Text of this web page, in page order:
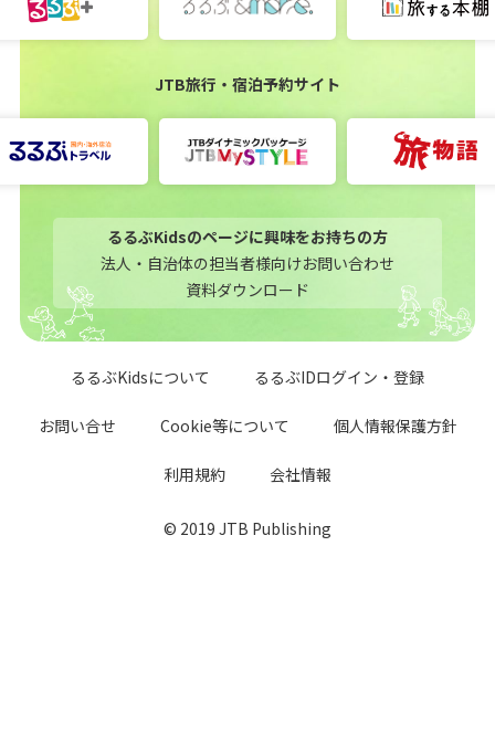
JTB旅行・宿泊予約サイト
るるぶKidsのページに興味をお持ちの方
法人・自治体の担当者様向けお問い合わせ
資料ダウンロード
るるぶKidsについて るるぶIDログイン・登録
お問い合せ Cookie等について 個人情報保護方針
利用規約 会社情報
© 2019 JTB Publishing